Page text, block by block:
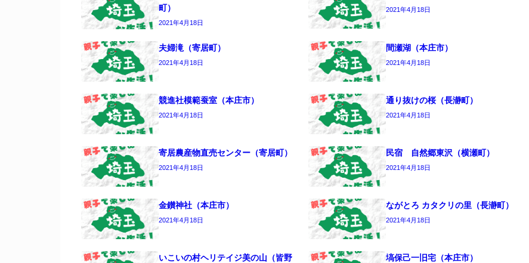
町）
2021年4月18日
2021年4月18日
夫婦滝（寄居町）
2021年4月18日
間瀬湖（本庄市）
2021年4月18日
競進社模範蚕室（本庄市）
2021年4月18日
通り抜けの桜（長瀞町）
2021年4月18日
寄居農産物直売センター（寄居町）
2021年4月18日
民宿 自然郷東沢（横瀬町）
2021年4月18日
金鑚神社（本庄市）
2021年4月18日
ながとろ カタクリの里（長瀞町）
2021年4月18日
いこいの村ヘリテイジ美の山（皆野
塙保己一旧宅（本庄市）